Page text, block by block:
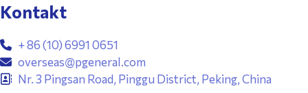
Kontakt
+ 86 (10) 6991 0651
overseas@pgeneral.com
Nr. 3 Pingsan Road, Pinggu District, Peking, China